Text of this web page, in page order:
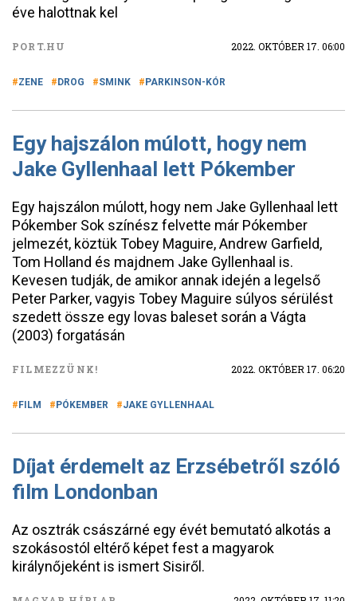
éve halottnak kel
PORT.HU 2022. OKTÓBER 17. 06:00
ZENE DROG SMINK PARKINSON-KÓR
Egy hajszálon múlott, hogy nem
Jake Gyllenhaal lett Pókember
Egy hajszálon múlott, hogy nem Jake Gyllenhaal lett
Pókember Sok színész felvette már Pókember
jelmezét, köztük Tobey Maguire, Andrew Garfield,
Tom Holland és majdnem Jake Gyllenhaal is.
Kevesen tudják, de amikor annak idején a legelső
Peter Parker, vagyis Tobey Maguire súlyos sérülést
szedett össze egy lovas baleset során a Vágta
(2003) forgatásán
FILMEZZÜNK! 2022. OKTÓBER 17. 06:20
FILM PÓKEMBER JAKE GYLLENHAAL
Díjat érdemelt az Erzsébetről szóló
film Londonban
Az osztrák császárné egy évét bemutató alkotás a
szokásostól eltérő képet fest a magyarok
királynőjeként is ismert Sisiről.